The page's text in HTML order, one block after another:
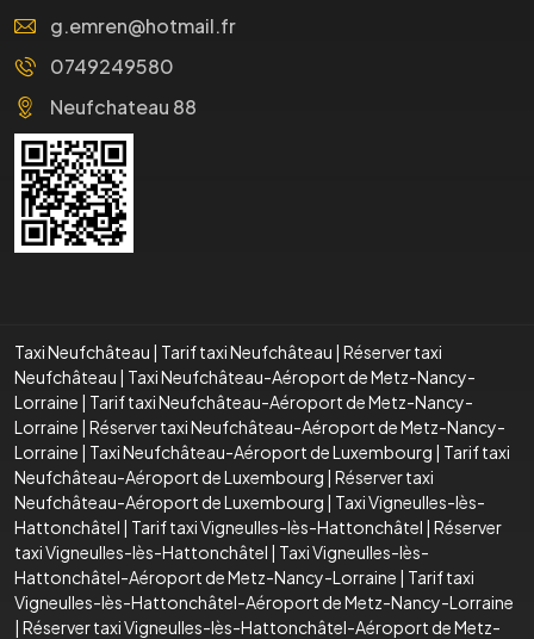
g.emren@hotmail.fr
0749249580
Neufchateau 88
Taxi Neufchâteau | Tarif taxi Neufchâteau | Réserver taxi
Neufchâteau | Taxi Neufchâteau-Aéroport de Metz-Nancy-
Lorraine | Tarif taxi Neufchâteau-Aéroport de Metz-Nancy-
Lorraine | Réserver taxi Neufchâteau-Aéroport de Metz-Nancy-
Lorraine | Taxi Neufchâteau-Aéroport de Luxembourg | Tarif taxi
Neufchâteau-Aéroport de Luxembourg | Réserver taxi
Neufchâteau-Aéroport de Luxembourg | Taxi Vigneulles-lès-
Hattonchâtel | Tarif taxi Vigneulles-lès-Hattonchâtel | Réserver
taxi Vigneulles-lès-Hattonchâtel | Taxi Vigneulles-lès-
Hattonchâtel-Aéroport de Metz-Nancy-Lorraine | Tarif taxi
Vigneulles-lès-Hattonchâtel-Aéroport de Metz-Nancy-Lorraine
| Réserver taxi Vigneulles-lès-Hattonchâtel-Aéroport de Metz-